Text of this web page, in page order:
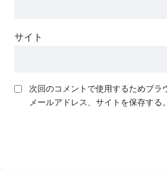
サイト
次回のコメントで使用するためブラ
メールアドレス、サイトを保存する。